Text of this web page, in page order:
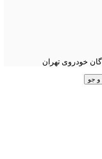
خودروی تهران
جو